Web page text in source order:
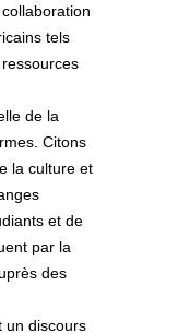
tels
de la
Citons
la culture et
et de
par la
des
un discours